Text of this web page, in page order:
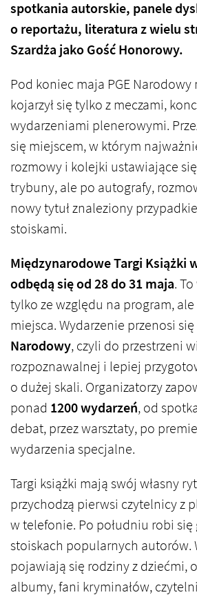
spotkania autorskie, panele
o reportażu, literatura z wielu
Szardża jako Gość Honorowy.
Pod koniec maja PGE Narodowy
kojarzył się tylko z meczami,
wydarzeniami plenerowymi.
się miejscem, w którym
rozmowy i kolejki ustawiające
trybuny, ale po autografy,
nowy tytuł znaleziony
stoiskami.
Międzynarodowe Targi Książki
odbędą się od 28 do 31 maja.
tylko ze względu na program,
miejsca. Wydarzenie przenosi
Narodowy, czyli do przestrzeni
rozpoznawalnej i lepiej
o dużej skali. Organizatorzy
ponad 1200 wydarzeń, od
debat, przez warsztaty, po
wydarzenia specjalne.
Targi książki mają swój własny
przychodzą pierwsi czytelnicy z
w telefonie. Po południu robi się
stoiskach popularnych autorów.
pojawiają się rodziny z dziećmi,
albumy, fani kryminałów,